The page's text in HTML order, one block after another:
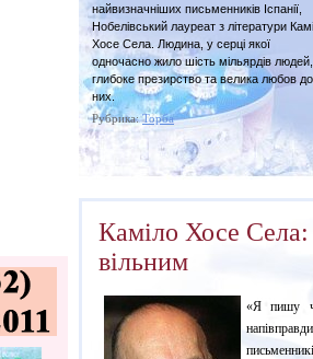
найвизначніших письменників Іспанії,
Нобелівський лауреат з літератури
Хосе Села. Людина, у серці якої
одночасно жило шість мільярдів людей,
глибоке презирство та велика любов до
них.
Рубрика: Торба
Каміло Хосе Села:
вільним
«Я пишу